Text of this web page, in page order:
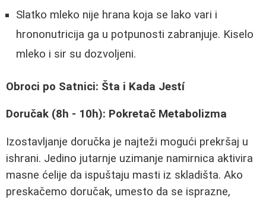
Slatko mleko nije hrana koja se lako vari i
hrononutricija ga u potpunosti zabranjuje. Kiselo
mleko i sir su dozvoljeni.
Obroci po Satnici: Šta i Kada Jestí
Doručak (8h - 10h): Pokretač Metabolizma
Izostavljanje doručka je najteži mogući prekršaj u
ishrani. Jedino jutarnje uzimanje namirnica aktivira
masne ćelije da ispuštaju masti iz skladišta. Ako
preskačemo doručak, umesto da se isprazne,